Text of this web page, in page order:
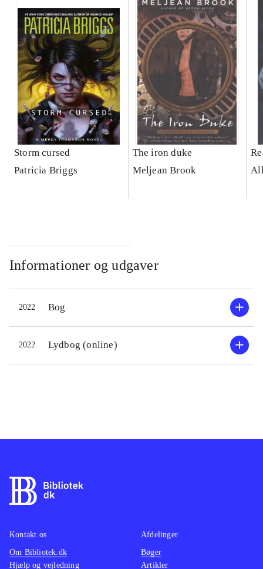
Storm cursed
Patricia Briggs
The iron duke
Meljean Brook
Informationer og udgaver
2022 Bog
2022 Lydbog (online)
Kontakt os
Om Bibliotek.dk
Hjælp og vejledning
Afdelinger
Bøger
Artikler